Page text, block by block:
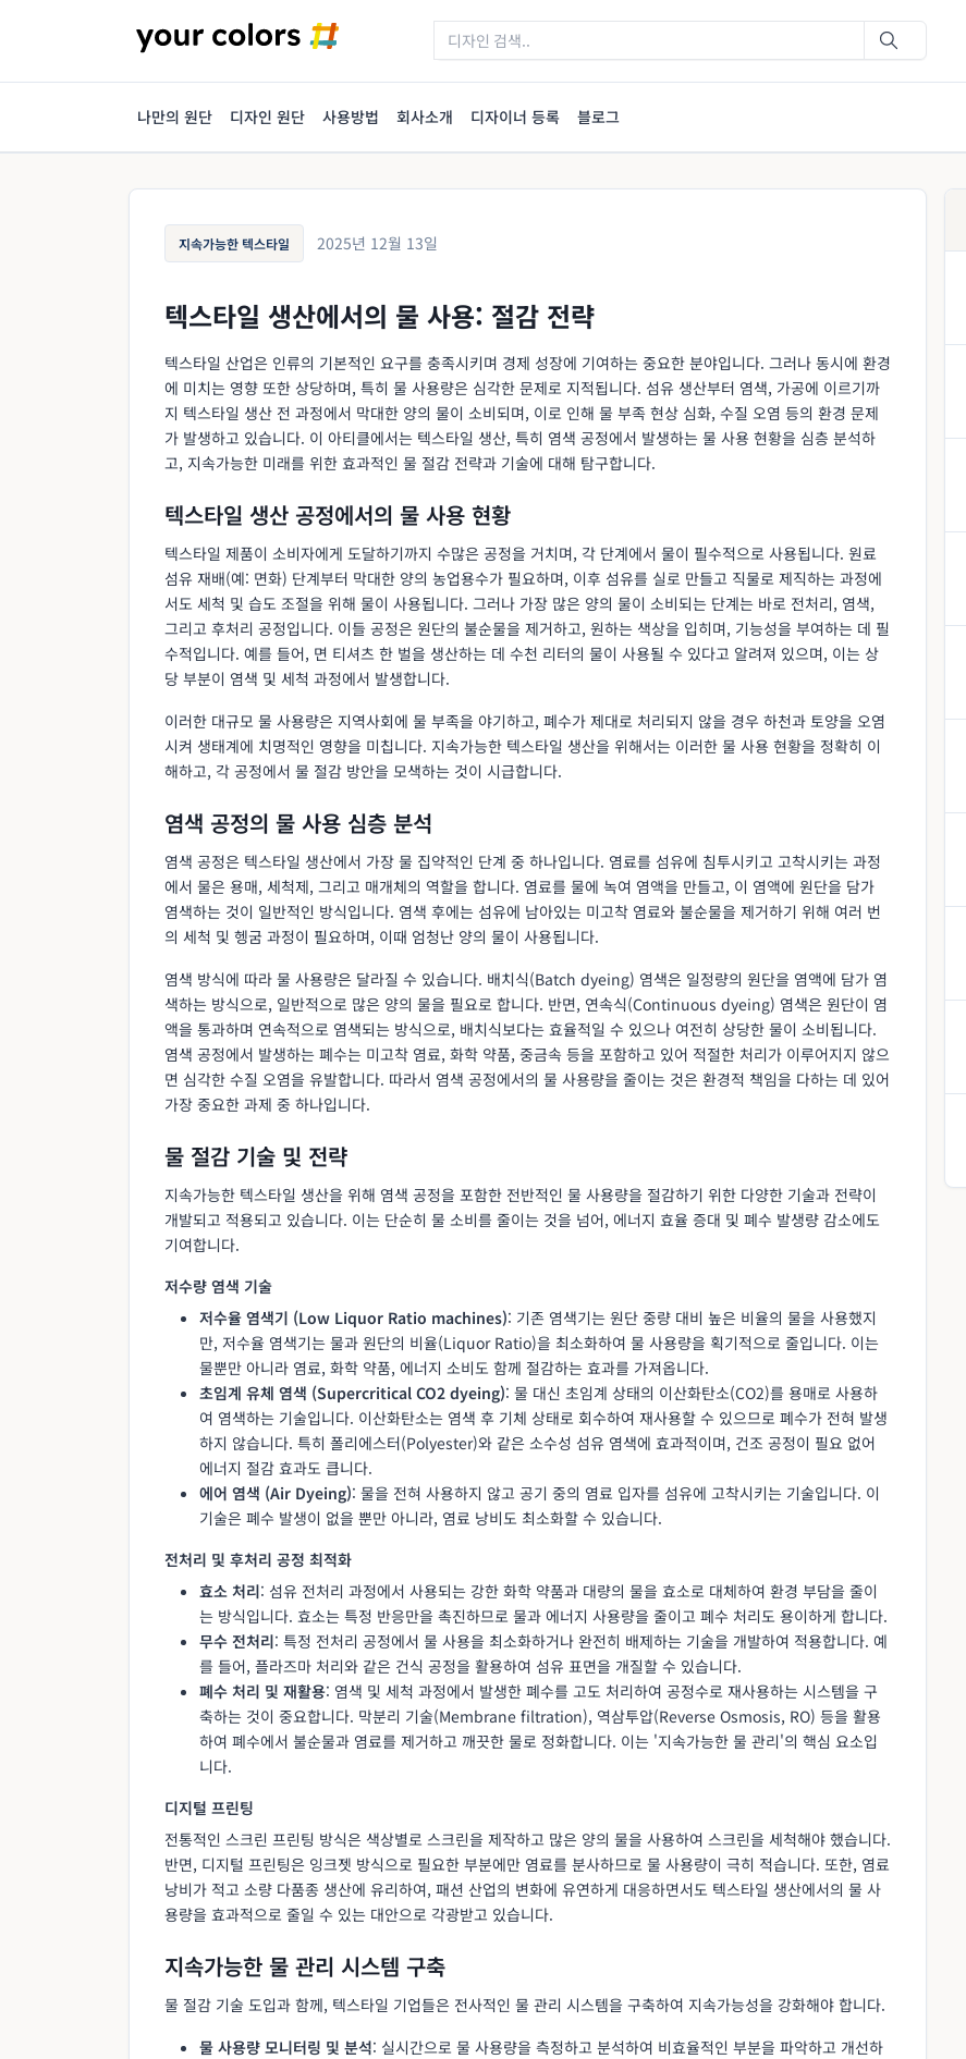
나만의 원단 디자인 원단 사용방법 회사소개 디자이너 등록 블로그
지속가능한 텍스타일 2025년 12월 13일
텍스타일 생산에서의 물 사용: 절감 전략
텍스타일 산업은 인류의 기본적인 요구를 충족시키며 경제 성장에 기여하는 중요한 분야입니다. 그러나 동시에 환경
에 미치는 영향 또한 상당하며, 특히 물 사용량은 심각한 문제로 지적됩니다. 섬유 생산부터 염색, 가공에 이르기까
지 텍스타일 생산 전 과정에서 막대한 양의 물이 소비되며, 이로 인해 물 부족 현상 심화, 수질 오염 등의 환경 문제
가 발생하고 있습니다. 이 아티클에서는 텍스타일 생산, 특히 염색 공정에서 발생하는 물 사용 현황을 심층 분석하
고, 지속가능한 미래를 위한 효과적인 물 절감 전략과 기술에 대해 탐구합니다.
텍스타일 생산 공정에서의 물 사용 현황
텍스타일 제품이 소비자에게 도달하기까지 수많은 공정을 거치며, 각 단계에서 물이 필수적으로 사용됩니다. 원료
섬유 재배(예: 면화) 단계부터 막대한 양의 농업용수가 필요하며, 이후 섬유를 실로 만들고 직물로 제직하는 과정에
서도 세척 및 습도 조절을 위해 물이 사용됩니다. 그러나 가장 많은 양의 물이 소비되는 단계는 바로 전처리, 염색,
그리고 후처리 공정입니다. 이들 공정은 원단의 불순물을 제거하고, 원하는 색상을 입히며, 기능성을 부여하는 데 필
수적입니다. 예를 들어, 면 티셔츠 한 벌을 생산하는 데 수천 리터의 물이 사용될 수 있다고 알려져 있으며, 이는 상
당 부분이 염색 및 세척 과정에서 발생합니다.
이러한 대규모 물 사용량은 지역사회에 물 부족을 야기하고, 폐수가 제대로 처리되지 않을 경우 하천과 토양을 오염
시켜 생태계에 치명적인 영향을 미칩니다. 지속가능한 텍스타일 생산을 위해서는 이러한 물 사용 현황을 정확히 이
해하고, 각 공정에서 물 절감 방안을 모색하는 것이 시급합니다.
염색 공정의 물 사용 심층 분석
염색 공정은 텍스타일 생산에서 가장 물 집약적인 단계 중 하나입니다. 염료를 섬유에 침투시키고 고착시키는 과정
에서 물은 용매, 세척제, 그리고 매개체의 역할을 합니다. 염료를 물에 녹여 염액을 만들고, 이 염액에 원단을 담가
염색하는 것이 일반적인 방식입니다. 염색 후에는 섬유에 남아있는 미고착 염료와 불순물을 제거하기 위해 여러 번
의 세척 및 헹굼 과정이 필요하며, 이때 엄청난 양의 물이 사용됩니다.
염색 방식에 따라 물 사용량은 달라질 수 있습니다. 배치식(Batch dyeing) 염색은 일정량의 원단을 염액에 담가 염
색하는 방식으로, 일반적으로 많은 양의 물을 필요로 합니다. 반면, 연속식(Continuous dyeing) 염색은 원단이 염
액을 통과하며 연속적으로 염색되는 방식으로, 배치식보다는 효율적일 수 있으나 여전히 상당한 물이 소비됩니다.
염색 공정에서 발생하는 폐수는 미고착 염료, 화학 약품, 중금속 등을 포함하고 있어 적절한 처리가 이루어지지 않으
면 심각한 수질 오염을 유발합니다. 따라서 염색 공정에서의 물 사용량을 줄이는 것은 환경적 책임을 다하는 데 있어
가장 중요한 과제 중 하나입니다.
물 절감 기술 및 전략
지속가능한 텍스타일 생산을 위해 염색 공정을 포함한 전반적인 물 사용량을 절감하기 위한 다양한 기술과 전략이
개발되고 적용되고 있습니다. 이는 단순히 물 소비를 줄이는 것을 넘어, 에너지 효율 증대 및 폐수 발생량 감소에도
기여합니다.
저수량 염색 기술
저수율 염색기 (Low Liquor Ratio machines): 기존 염색기는 원단 중량 대비 높은 비율의 물을 사용했지
만, 저수율 염색기는 물과 원단의 비율(Liquor Ratio)을 최소화하여 물 사용량을 획기적으로 줄입니다. 이는
물뿐만 아니라 염료, 화학 약품, 에너지 소비도 함께 절감하는 효과를 가져옵니다.
초임계 유체 염색 (Supercritical CO2 dyeing): 물 대신 초임계 상태의 이산화탄소(CO2)를 용매로 사용하
여 염색하는 기술입니다. 이산화탄소는 염색 후 기체 상태로 회수하여 재사용할 수 있으므로 폐수가 전혀 발생
하지 않습니다. 특히 폴리에스터(Polyester)와 같은 소수성 섬유 염색에 효과적이며, 건조 공정이 필요 없어
에너지 절감 효과도 큽니다.
에어 염색 (Air Dyeing): 물을 전혀 사용하지 않고 공기 중의 염료 입자를 섬유에 고착시키는 기술입니다. 이
기술은 폐수 발생이 없을 뿐만 아니라, 염료 낭비도 최소화할 수 있습니다.
전처리 및 후처리 공정 최적화
효소 처리: 섬유 전처리 과정에서 사용되는 강한 화학 약품과 대량의 물을 효소로 대체하여 환경 부담을 줄이
는 방식입니다. 효소는 특정 반응만을 촉진하므로 물과 에너지 사용량을 줄이고 폐수 처리도 용이하게 합니다.
무수 전처리: 특정 전처리 공정에서 물 사용을 최소화하거나 완전히 배제하는 기술을 개발하여 적용합니다. 예
를 들어, 플라즈마 처리와 같은 건식 공정을 활용하여 섬유 표면을 개질할 수 있습니다.
폐수 처리 및 재활용: 염색 및 세척 과정에서 발생한 폐수를 고도 처리하여 공정수로 재사용하는 시스템을 구
축하는 것이 중요합니다. 막분리 기술(Membrane filtration), 역삼투압(Reverse Osmosis, RO) 등을 활용
하여 폐수에서 불순물과 염료를 제거하고 깨끗한 물로 정화합니다. 이는 '지속가능한 물 관리'의 핵심 요소입
니다.
디지털 프린팅
전통적인 스크린 프린팅 방식은 색상별로 스크린을 제작하고 많은 양의 물을 사용하여 스크린을 세척해야 했습니다.
반면, 디지털 프린팅은 잉크젯 방식으로 필요한 부분에만 염료를 분사하므로 물 사용량이 극히 적습니다. 또한, 염료
낭비가 적고 소량 다품종 생산에 유리하여, 패션 산업의 변화에 유연하게 대응하면서도 텍스타일 생산에서의 물 사
용량을 효과적으로 줄일 수 있는 대안으로 각광받고 있습니다.
지속가능한 물 관리 시스템 구축
물 절감 기술 도입과 함께, 텍스타일 기업들은 전사적인 물 관리 시스템을 구축하여 지속가능성을 강화해야 합니다.
물 사용량 모니터링 및 분석: 실시간으로 물 사용량을 측정하고 분석하여 비효율적인 부분을 파악하고 개선하